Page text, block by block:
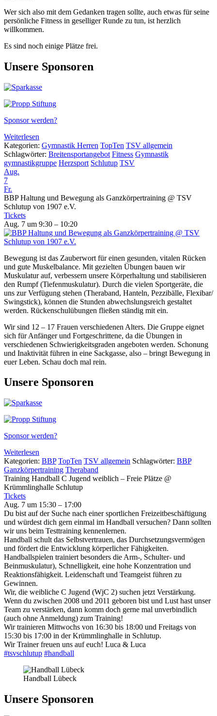
Wer sich also mit dem Gedanken tragen sollte, auch etwas für seine
persönliche Fitness in geselliger Runde zu tun, ist herzlich
willkommen.
Es sind noch einige Plätze frei.
Unsere Sponsoren
Sponsor werden?
Weiterlesen
Kategorien: Gymnastik Herren TopTen TSV allgemein
Schlagwörter: Breitensportangebot Fitness Gymnastik
gymnastikgruppe Herzsport Schlutup TSV
Aug.
7
Fr.
BBP Haltung und Bewegung als Ganzkörpertraining @ TSV
Schlutup von 1907 e.V.
Tickets
Aug. 7 um 9:30 – 10:20
Bewegung ist das Zauberwort für einen gesunden, vitalen Rücken
und gute Muskelbalance. Mit gezielten Übungen bauen wir
Muskulatur auf, verbessern unsere Körperhaltung und stabilisieren
den Rumpf (Tiefenmuskulatur). Durch die vielen Sportgeräte, die
uns zur Verfügung stehen (Theraband, Hanteln, Pezzibälle, Flexibar/
Swingstick), können die Stunden abwechslungsreich gestaltet
werden. Rückenschulübungen fließen ständig mit ein.
Wir sind 12 – 17 Frauen verschiedenen Alters. Die Gruppe eignet
sich für Anfänger und Fortgeschrittene, da die Übungen in
verschiedenen Schwierigkeitsgraden angeboten werden. Schonung
und Inaktivität führen in eine Sackgasse, also – bringt Bewegung in
euer Leben. Schau doch mal rein.
Unsere Sponsoren
Sponsor werden?
Weiterlesen
Kategorien: BBP TopTen TSV allgemein Schlagwörter: BBP
Ganzkörpertraining Theraband
Training Handball C Jugend weiblich – Freie Plätze @
Krümmlinghalle Schlutup
Tickets
Aug. 7 um 15:30 – 17:00
Du bist auf der Suche nach einer sportlichen Freizeitbeschäftigung
und würdest dich gern einmal im Handball versuchen? Dann sollten
wir uns beim Testtraining kennenlernen.
Handball schult das Selbstvertrauen, das Durchsetzungsvermögen
und fördert die Entwicklung körperlicher Fähigkeiten.
Handballspielen trainiert besonders die Arm-, Schulter- und
Beinmuskulatur), Schnelligkeit, eine hohe Konzentration und
Reaktionsfähigkeit. Leidenschaft und Teamgeist führen zu
Gewinnen.
Wir, die weibliche C Jugend (WjC 2) suchen jetzt Verstärkung.
Wenn du zwischen 2008 und 2011 geboren bist und Lust hast unser
Team zu verstärken, dann komm doch gerne mal unverbindlich
(auch ohne Anmeldung) zum Training!
Wir trainieren Mittwochs von 16:30 bis 18:00 und Freitags von
15:30 bis 17:00 in der Krümmlinghalle in Schlutup.
Wir Trainer freuen uns auf euch! Luca & Luca
#tsvschlutup #handball
Handball Lübeck
Unsere Sponsoren